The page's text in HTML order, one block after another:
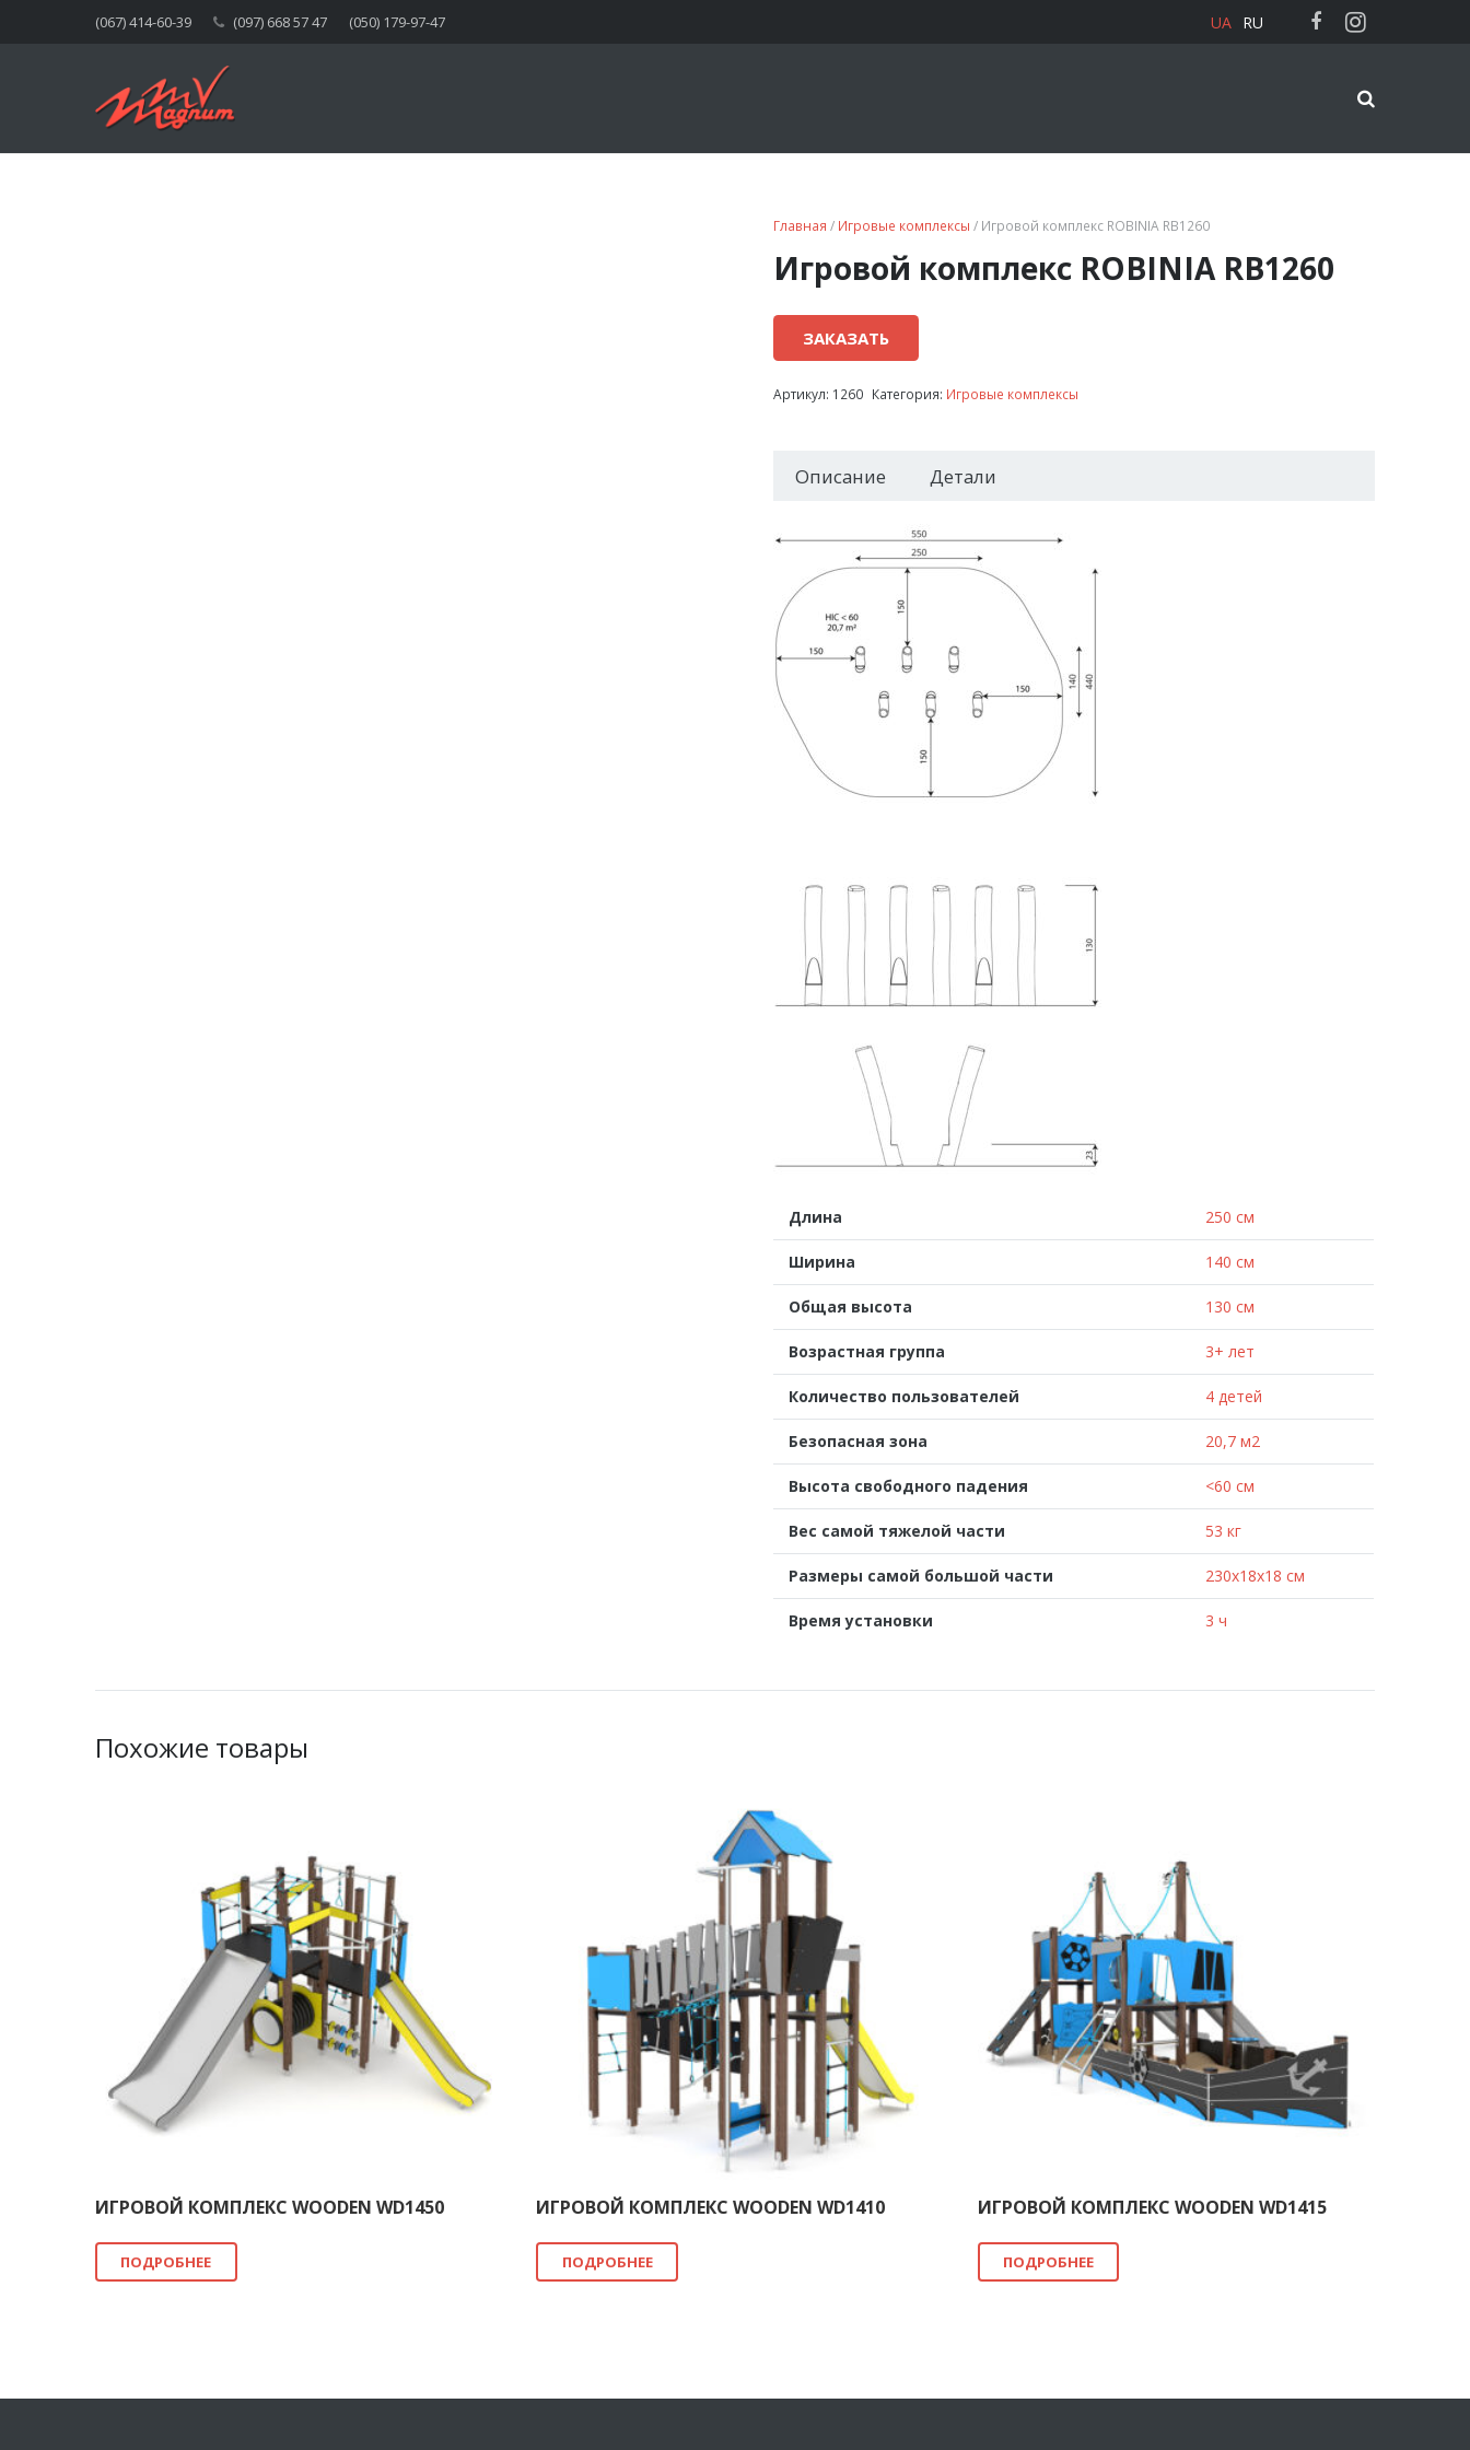
(067) 414-60-39 (097) 668 57 47 (050) 179-97-47 UA RU
Главная / Игровые комплексы / Игровой комплекс ROBINIA RB1260
Игровой комплекс ROBINIA RB1260
ЗАКАЗАТЬ
Артикул: 1260 Категория: Игровые комплексы
Описание Детали
Длина 250 см
Ширина 140 см
Общая высота 130 см
Возрастная группа 3+ лет
Количество пользователей 4 детей
Безопасная зона 20,7 м2
Высота свободного падения <60 см
Вес самой тяжелой части 53 кг
Размеры самой большой части 230x18x18 см
Время установки 3 ч
Похожие товары
ИГРОВОЙ КОМПЛЕКС WOODEN WD1450
ПОДРОБНЕЕ
ИГРОВОЙ КОМПЛЕКС WOODEN WD1410
ПОДРОБНЕЕ
ИГРОВОЙ КОМПЛЕКС WOODEN WD1415
ПОДРОБНЕЕ